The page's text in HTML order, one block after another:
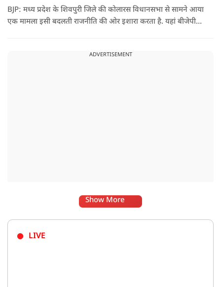
BJP: मध्य प्रदेश के शिवपुरी जिले की कोलारस विधानसभा से सामने आया
एक मामला इसी बदलती राजनीति की ओर इशारा करता है. यहां बीजेपी
ADVERTISEMENT
Show More
LIVE